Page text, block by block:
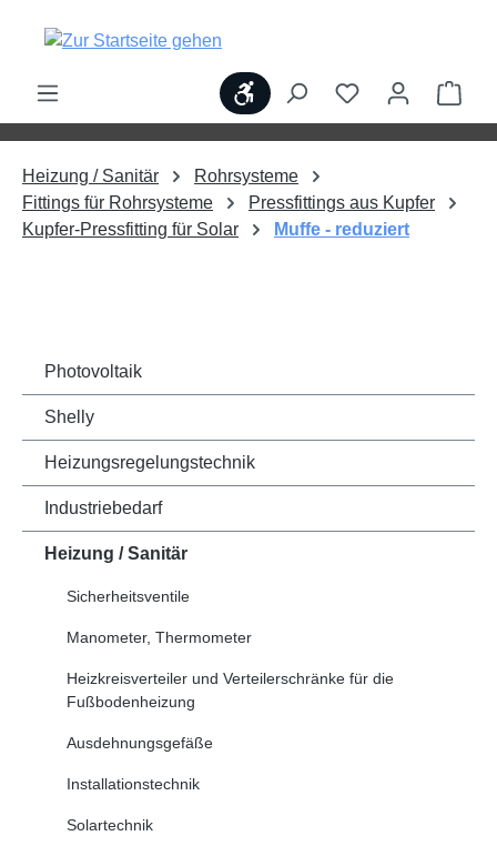
springen
Werkzeugleiste anzeigen
Heizung / Sanitär
Rohrsysteme
Fittings für Rohrsysteme
Pressfittings aus Kupfer
Kupfer-Pressfitting für Solar
Muffe - reduziert
Photovoltaik
Shelly
Heizungsregelungstechnik
Industriebedarf
Heizung / Sanitär
Sicherheitsventile
Manometer, Thermometer
Heizkreisverteiler und Verteilerschränke für die
Fußbodenheizung
Ausdehnungsgefäße
Installationstechnik
Solartechnik